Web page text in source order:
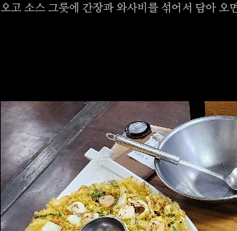
오고 소스 그릇에 간장과 와사비를 섞어서 담아 오